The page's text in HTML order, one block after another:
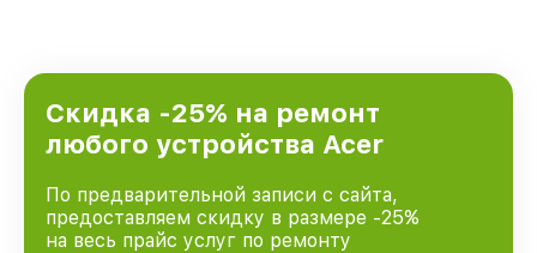
Скидка -25% на ремонт
любого устройства Acer
По предварительной записи с сайта,
предоставляем скидку в размере -25%
на весь прайс услуг по ремонту